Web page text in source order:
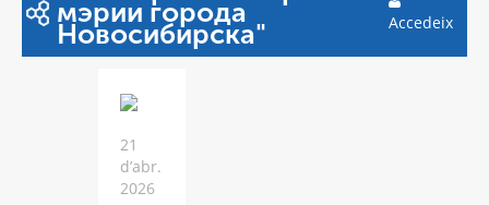
мэрии города
Новосибирска" Accedeix
21
d’abr.
2026